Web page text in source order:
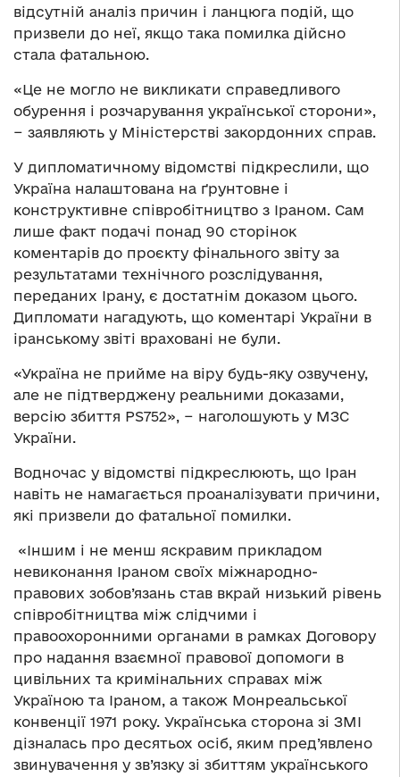
відсутній аналіз причин і ланцюга подій, що
призвели до неї, якщо така помилка дійсно
стала фатальною.
«Це не могло не викликати справедливого
обурення і розчарування української сторони»,
− заявляють у Міністерстві закордонних справ.
У дипломатичному відомстві підкреслили, що
Україна налаштована на ґрунтовне і
конструктивне співробітництво з Іраном. Сам
лише факт подачі понад 90 сторінок
коментарів до проєкту фінального звіту за
результатами технічного розслідування,
переданих Ірану, є достатнім доказом цього.
Дипломати нагадують, що коментарі України в
іранському звіті враховані не були.
«Україна не прийме на віру будь-яку озвучену,
але не підтверджену реальними доказами,
версію збиття PS752», − наголошують у МЗС
України.
Водночас у відомстві підкреслюють, що Іран
навіть не намагається проаналізувати причини,
які призвели до фатальної помилки.
«Іншим і не менш яскравим прикладом
невиконання Іраном своїх міжнародно-
правових зобов’язань став вкрай низький рівень
співробітництва між слідчими і
правоохоронними органами в рамках Договору
про надання взаємної правової допомоги в
цивільних та кримінальних справах між
Україною та Іраном, а також Монреальської
конвенції 1971 року. Українська сторона зі ЗМІ
дізналась про десятьох осіб, яким пред’явлено
звинувачення у зв’язку зі збиттям українського